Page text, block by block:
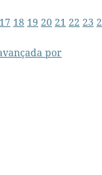
17 18 19 20 21 22 23
por